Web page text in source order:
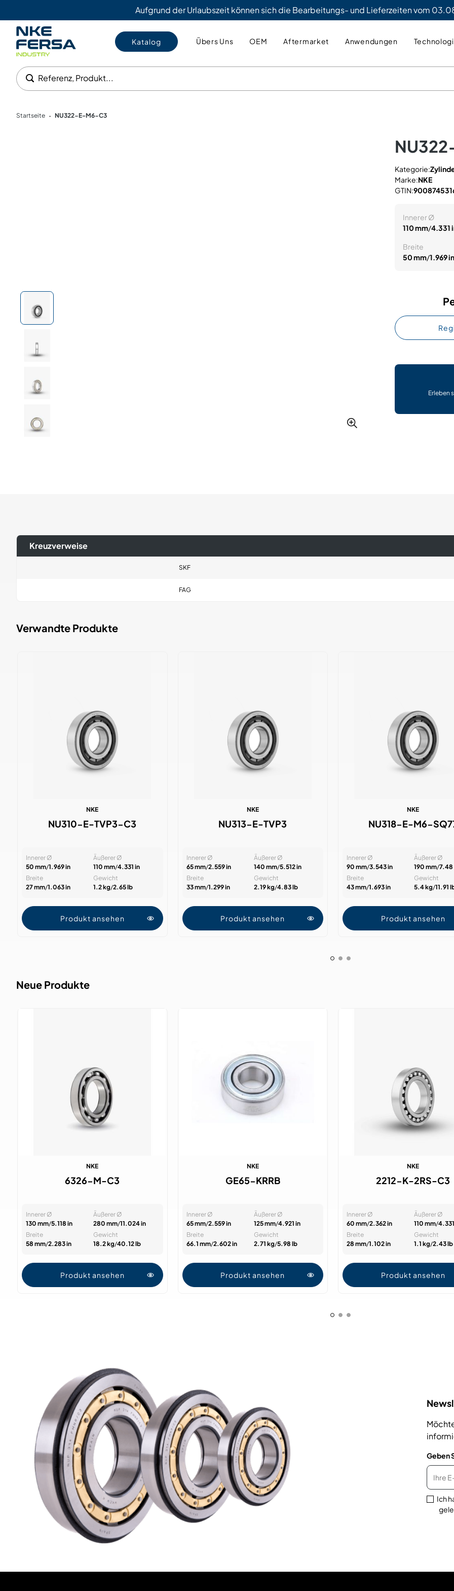
Aufgrund der Urlaubszeit können sich die Bearbeitungs- und Lieferzeiten vom
Katalog Übers Uns OEM Aftermarket Anwendungen
Referenz, Produkt...
Startseite • NU322-E-M6-C3
Kategorie:
Marke:NKE
GTIN:
Innerer Ø
110 mm/4.331
Breite
50 mm/1.969 in
Erleben
Kreuzverweise
SKF
FAG
Verwandte Produkte
NKE
NU310-E-TVP3-C3
Innerer Ø
50 mm/1.969 in
Äußerer Ø
110 mm/4.331 in
Breite
27 mm/1.063 in
Gewicht
1.2 kg/2.65 lb
Produkt ansehen
NKE
NU313-E-TVP3
Innerer Ø
65 mm/2.559 in
Äußerer Ø
140 mm/5.512 in
Breite
33 mm/1.299 in
Gewicht
2.19 kg/4.83 lb
Produkt ansehen
NKE
NU318-E-M6-
Innerer Ø
90 mm/3.543 in
Äußerer Ø
190 mm/7.48
Breite
43 mm/1.693 in
Gewicht
5.4 kg/11.91
Produkt ansehen
Neue Produkte
NKE
6326-M-C3
Innerer Ø
130 mm/5.118 in
Äußerer Ø
280 mm/11.024 in
Breite
58 mm/2.283 in
Gewicht
18.2 kg/40.12 lb
Produkt ansehen
NKE
GE65-KRRB
Innerer Ø
65 mm/2.559 in
Äußerer Ø
125 mm/4.921 in
Breite
66.1 mm/2.602 in
Gewicht
2.71 kg/5.98 lb
Produkt ansehen
NKE
2212-K-2RS-C3
Innerer Ø
60 mm/2.362 in
Äußerer Ø
110 mm/
Breite
28 mm/1.102 in
Gewicht
1.1 kg/2.43 lb
Produkt ansehen
Geben
Ich